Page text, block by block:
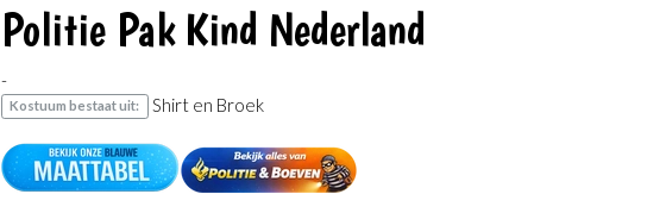
Politie Pak Kind Nederland
-
Kostuum bestaat uit: Shirt en Broek